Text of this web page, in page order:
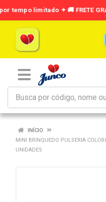
INÍCIO
MINI BRINQUEDO PULSERIA
UNIDADES